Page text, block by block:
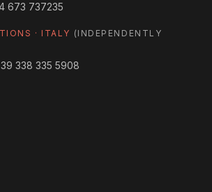
673 737235
· ITALY (INDEPENDENTLY
338 335 5908